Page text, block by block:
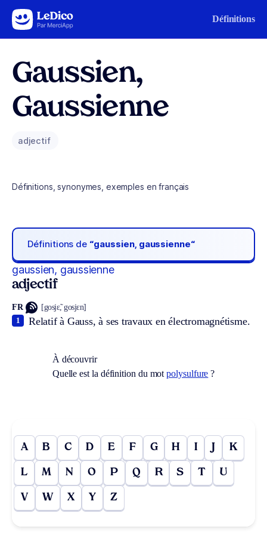
Aller au contenu Définitions
Gaussien,
Gaussienne
adjectif
Définitions, synonymes, exemples en français
Définitions de “gaussien, gaussienne“
gaussien, gaussienne
adjectif
FR [gosjɛ̃, gosjɛn]
Relatif à Gauss, à ses travaux en électromagnétisme.
1
À découvrir
Quelle est la définition du motpolysulfure ?
A B C D E F G H I J K
L M N O P Q R S T U
V W X Y Z